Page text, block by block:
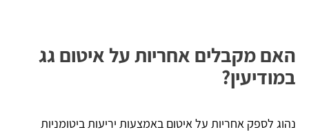
האם מקבלים אחריות על איטום גג
במודיעין?
נהוג לספק אחריות על איטום באמצעות יריעות ביטומניות